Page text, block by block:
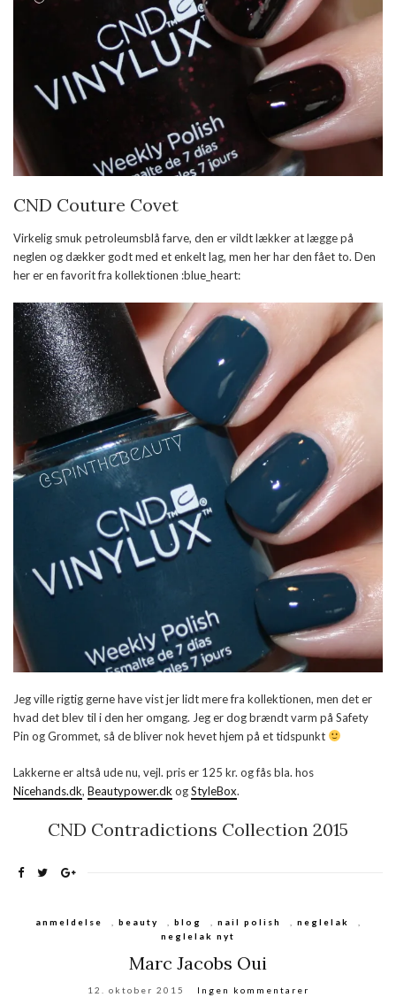
CND Couture Covet
Virkelig smuk petroleumsblå farve, den er vildt lækker at lægge på
neglen og dækker godt med et enkelt lag, men her har den fået to. Den
her er en favorit fra kollektionen :blue_heart:
Jeg ville rigtig gerne have vist jer lidt mere fra kollektionen, men det er
hvad det blev til i den her omgang. Jeg er dog brændt varm på Safety
Pin og Grommet, så de bliver nok hevet hjem på et tidspunkt
Lakkerne er altså ude nu, vejl. pris er 125 kr. og fås bla. hos
Nicehands.dk, Beautypower.dk ogStyleBox.
CND Contradictions Collection 2015
anmeldelse beauty blog nail polish neglelak
neglelak nyt
Marc Jacobs Oui
12. oktober 2015 Ingen kommentarer